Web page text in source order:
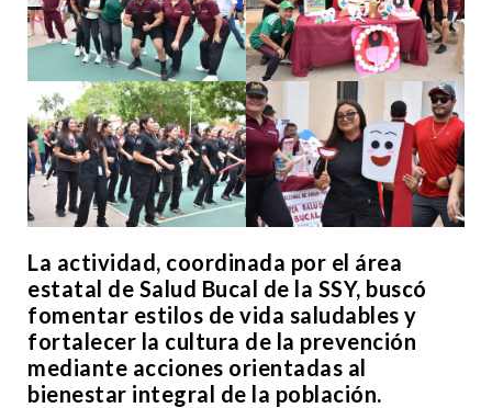
La actividad, coordinada por el área
estatal de Salud Bucal de la SSY, buscó
fomentar estilos de vida saludables y
fortalecer la cultura de la prevención
mediante acciones orientadas al
bienestar integral de la población.